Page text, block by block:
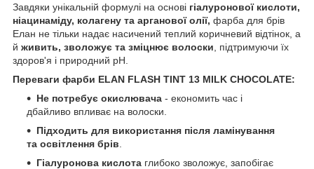
Завдяки унікальній формулі на основі гіалуронової кислоти,
ніацинаміду, колагену та арганової олії, фарба для брів
Елан не тільки надає насичений теплий коричневий відтінок, а
й живить, зволожує та зміцнює волоски , підтримуючи їх
здоров'я і природний pH.
Переваги фарби ELAN FLASH TINT 13 MILK CHOCOLATE:
Не потребує окислювача - економить час і
дбайливо впливає на волоски.
Підходить для використання після ламінування
та освітлення брів
Гіалуронова кислота глибоко зволожує, запобігає